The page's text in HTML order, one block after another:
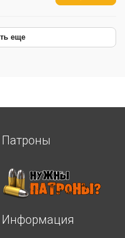
еще
Патроны
Информация